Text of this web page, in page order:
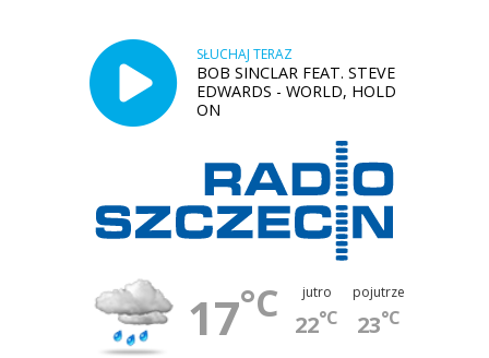
SŁUCHAJ TERAZ
BOB SINCLAR FEAT. STEVE
EDWARDS - WORLD, HOLD
ON
17°C jutro
22°C
pojutrze
23°C